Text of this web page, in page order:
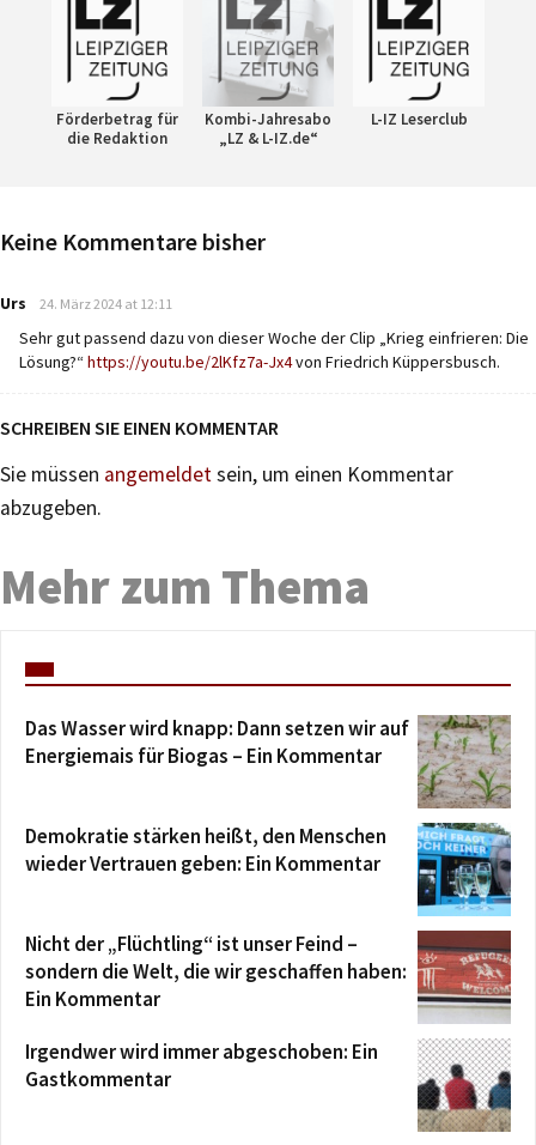
Förderbetrag für
die Redaktion
Kombi-Jahresabo
„LZ & L-IZ.de“
L-IZ Leserclub
Keine Kommentare bisher
Urs says:
24. März 2024 at 12:11
Sehr gut passend dazu von dieser Woche der Clip „Krieg einfrieren: Die
Lösung?“https://youtu.be/2lKfz7a-Jx4von Friedrich Küppersbusch.
SCHREIBEN SIE EINEN KOMMENTAR
Sie müssen angemeldetsein, um einen Kommentar
abzugeben.
Mehr zum Thema
Das Wasser wird knapp: Dann setzen wir auf
Energiemais für Biogas – Ein Kommentar
Demokratie stärken heißt, den Menschen
wieder Vertrauen geben: Ein Kommentar
Nicht der „Flüchtling“ ist unser Feind –
sondern die Welt, die wir geschaffen haben:
Ein Kommentar
Irgendwer wird immer abgeschoben: Ein
Gastkommentar